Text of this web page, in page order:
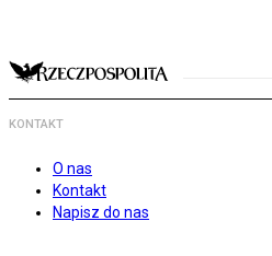
KONTAKT
O nas
Kontakt
Napisz do nas